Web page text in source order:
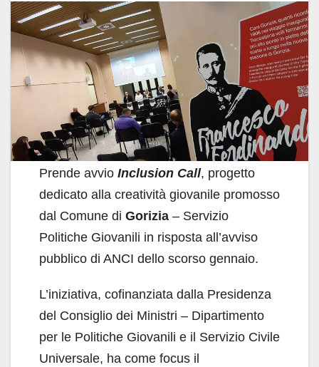
c
e
b
o
k
at
s
A
p
p
k
e
dI
n
ail
vi
di
Prende avvio Inclusion Call, progetto
dedicato alla creatività giovanile promosso
dal Comune di Gorizia – Servizio
Politiche Giovanili in risposta all’avviso
pubblico di ANCI dello scorso gennaio.
L’iniziativa, cofinanziata dalla Presidenza
del Consiglio dei Ministri – Dipartimento
per le Politiche Giovanili e il Servizio Civile
Universale, ha come focus il